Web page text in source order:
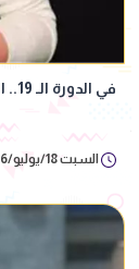
في الدورة الـ 19.. المهرجان القومي للمسرح المصري يكرم إسعاد يونس
السبت 18/يوليو/2026 - 03:17 م